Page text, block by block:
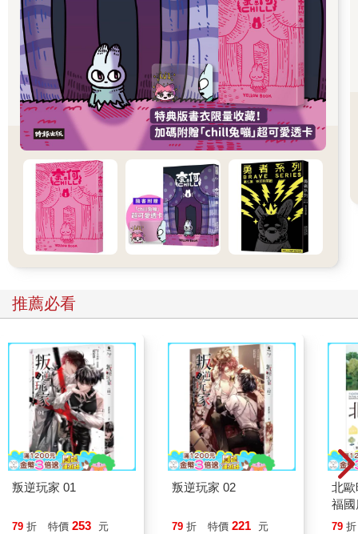
推薦必看
叛逆玩家 01
79 折 特價 253 元
叛逆玩家 02
79 折 特價 221 元
北
福
79 折